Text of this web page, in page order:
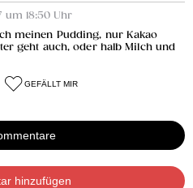
um 18:50 Uhr
meinen Pudding, nur Kakao
geht auch, oder halb Milch und
GEFÄLLT MIR
hinzufügen